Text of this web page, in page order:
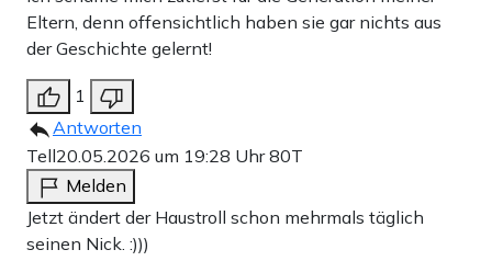
Eltern, denn offensichtlich haben sie gar nichts aus
der Geschichte gelernt!
1
Antworten
Tell20.05.2026 um 19:28 Uhr80T
Melden
Jetzt ändert der Haustroll schon mehrmals täglich
seinen Nick. :)))